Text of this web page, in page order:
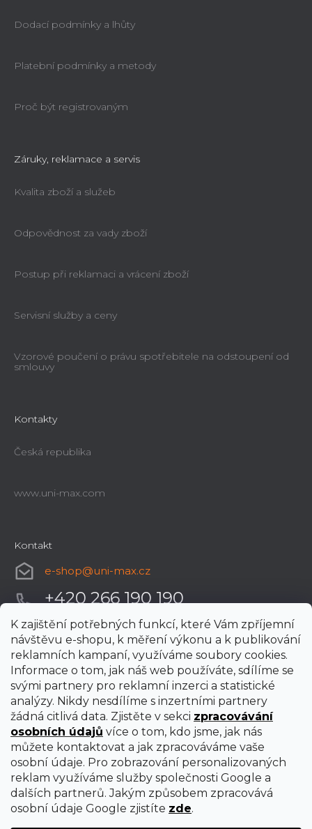
K zajištění potřebných funkcí, které Vám zpříjemní
návštěvu e-shopu, k měření výkonu a k publikování
reklamních kampaní, využíváme soubory cookies.
Informace o tom, jak náš web používáte, sdílíme se
svými partnery pro reklamní inzerci a statistické
analýzy. Nikdy nesdílíme s inzertními partnery
žádná citlivá data. Zjistěte v sekci zpracovávání
osobních údajů více o tom, kdo jsme, jak nás
můžete kontaktovat a jak zpracováváme vaše
osobní údaje. Pro zobrazování personalizovaných
reklam využíváme služby společnosti Google a
dalších partnerů. Jakým způsobem zpracovává
osobní údaje Google zjistíte zde.
Dodací podmínky a lhůty
Platební podmínky a metody
Proč být registrovaným
Záruky, reklamace a servis
Kvalita zboží a služeb
Odpovědnost za vady zboží
Postup při reklamaci a vrácení zboží
Servisní služby a ceny
Vzorové poučení o právu spotřebitele na odstoupení od
smlouvy
Kontakty
Česká republika
www.uni-max.com
Kontakt
e-shop@uni-max.cz
+420 266 190 190